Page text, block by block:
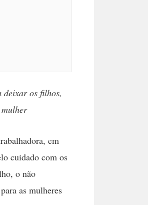
deixar os filhos,
em
cuidado com os
o não
as mulheres